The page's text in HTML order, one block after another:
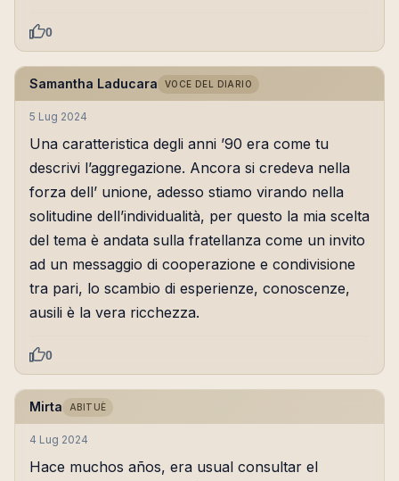
0
Samantha Laducara VOCE DEL DIARIO
5 Lug 2024
Una caratteristica degli anni ’90 era come tu
descrivi l’aggregazione. Ancora si credeva nella
forza dell’ unione, adesso stiamo virando nella
solitudine dell’individualità, per questo la mia scelta
del tema è andata sulla fratellanza come un invito
ad un messaggio di cooperazione e condivisione
tra pari, lo scambio di esperienze, conoscenze,
ausili è la vera ricchezza.
0
Mirta ABITUÈ
4 Lug 2024
Hace muchos años, era usual consultar el